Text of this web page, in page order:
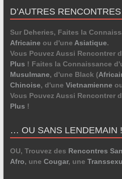
D’AUTRES
Sur Deheries, Faites la
Africaine ou d'une Asiatique.
Vous Pouvez Aussi Rencontrer
Plus ! Faites la Connaissance
Musulmane, d'une Black (
Chinoise, d'une Vietnamienne
Vous Pouvez Aussi Rencontrer
Plus !
… OU SANS LENDEMAIN !
OU, Trouvez des Rencontres
Afro, une Cougar, une